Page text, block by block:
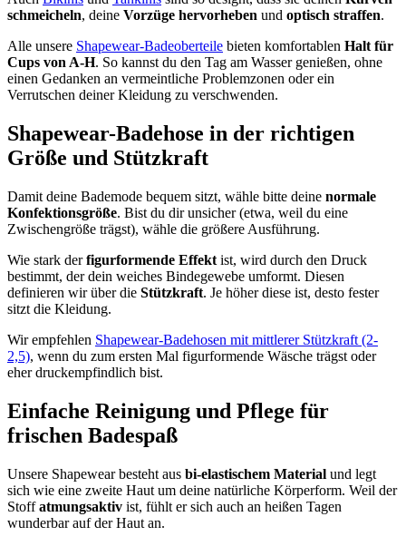
schmeicheln, deine Vorzüge hervorheben und optisch straffen.
Alle unsere Shapewear-Badeoberteile bieten komfortablen Halt für
Cups von A-H. So kannst du den Tag am Wasser genießen, ohne
einen Gedanken an vermeintliche Problemzonen oder ein
Verrutschen deiner Kleidung zu verschwenden.
Shapewear-Badehose in der richtigen
Größe und Stützkraft
Damit deine Bademode bequem sitzt, wähle bitte deine normale
Konfektionsgröße. Bist du dir unsicher (etwa, weil du eine
Zwischengröße trägst), wähle die größere Ausführung.
Wie stark derfigurformende Effekt ist, wird durch den Druck
bestimmt, der dein weiches Bindegewebe umformt. Diesen
definieren wir über die Stützkraft. Je höher diese ist, desto fester
sitzt die Kleidung.
Wir empfehlen Shapewear-Badehosen mit mittlerer Stützkraft (2-
2,5), wenn du zum ersten Mal figurformende Wäsche trägst oder
eher druckempfindlich bist.
Einfache Reinigung und Pflege für
frischen Badespaß
Unsere Shapewear besteht aus bi-elastischem Material und legt
sich wie eine zweite Haut um deine natürliche Körperform. Weil der
Stoffatmungsaktiv ist, fühlt er sich auch an heißen Tagen
wunderbar auf der Haut an.